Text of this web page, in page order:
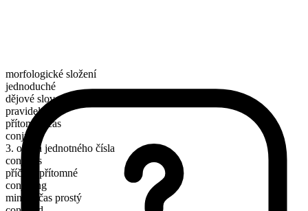
morfologické složení
jednoduché
dějové sloveso
pravidelné
přítomný čas
conjure
3. osoba jednotného čísla
conjures
příčestí přítomné
conjuring
minulý čas prostý